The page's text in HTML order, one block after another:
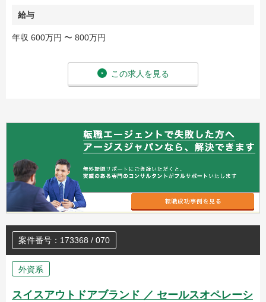
給与
年収 600万円 〜 800万円
この求人を見る
案件番号：173368 / 070
外資系
スイスアウトドアブランド ／ セールスオペレーシ